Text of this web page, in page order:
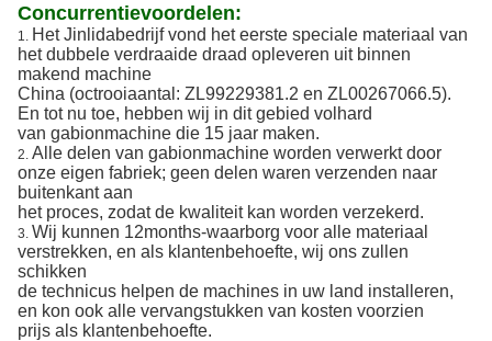
Concurrentievoordelen:
1.
Het Jinlidabedrijf vond het eerste speciale materiaal van
het dubbele verdraaide draad opleveren uit binnen
makend machine
China (octrooiaantal: ZL99229381.2 en ZL00267066.5).
En tot nu toe, hebben wij in dit gebied volhard
van gabionmachine die 15 jaar maken.
2. Alle delen van gabionmachine worden verwerkt door
onze eigen fabriek; geen delen waren verzenden naar
buitenkant aan
het proces, zodat de kwaliteit kan worden verzekerd.
3. Wij kunnen 12months-waarborg voor alle materiaal
verstrekken, en als klantenbehoefte, wij ons zullen
schikken
de technicus helpen de machines in uw land installeren,
en kon ook alle vervangstukken van kosten voorzien
prijs als klantenbehoefte.